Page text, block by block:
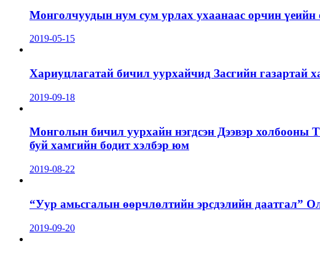
Монголчуудын нум сум урлах ухаанаас орчин үеийн
2019-05-15
Хариуцлагатай бичил уурхайчид Засгийн газартай
2019-09-18
Монголын бичил уурхайн нэгдсэн Дээвэр холбооны
буй хамгийн бодит хэлбэр юм
2019-08-22
“Уур амьсгалын өөрчлөлтийн эрсдэлийн даатгал”
2019-09-20